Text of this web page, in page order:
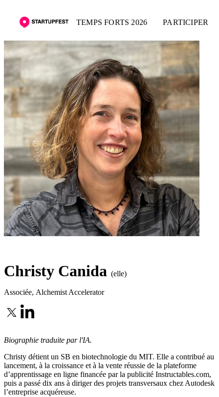
TEMPS FORTS 2026 PARTICIPER
Christy Canida (elle)
Associée, Alchemist Accelerator
Biographie traduite par l'IA.
Christy détient un SB en biotechnologie du MIT. Elle a contribué au
lancement, à la croissance et à la vente réussie de la plateforme
d’apprentissage en ligne financée par la publicité Instructables.com,
puis a passé dix ans à diriger des projets transversaux chez Autodesk,
l’entreprise acquéreuse.